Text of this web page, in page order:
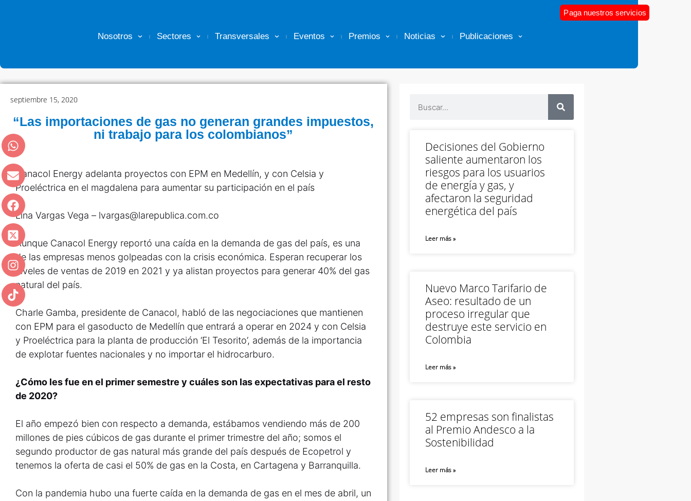
Nosotros Sectores Transversales Eventos Premios Noticias Publicaciones
Paga nuestros servicios
septiembre 15, 2020
“Las importaciones de gas no generan grandes impuestos,
ni trabajo para los colombianos”
Canacol Energy adelanta proyectos con EPM en Medellín, y con Celsia y
Proeléctrica en el magdalena para aumentar su participación en el país
Lina Vargas Vega – lvargas@larepublica.com.co
Aunque Canacol Energy reportó una caída en la demanda de gas del país, es una
de las empresas menos golpeadas con la crisis económica. Esperan recuperar los
niveles de ventas de 2019 en 2021 y ya alistan proyectos para generar 40% del gas
natural del país.
Charle Gamba, presidente de Canacol, habló de las negociaciones que mantienen
con EPM para el gasoducto de Medellín que entrará a operar en 2024 y con Celsia
y Proeléctrica para la planta de producción ‘El Tesorito’, además de la importancia
de explotar fuentes nacionales y no importar el hidrocarburo.
¿Cómo les fue en el primer semestre y cuáles son las expectativas para el resto
de 2020?
El año empezó bien con respecto a demanda, estábamos vendiendo más de 200
millones de pies cúbicos de gas durante el primer trimestre del año; somos el
segundo productor de gas natural más grande del país después de Ecopetrol y
tenemos la oferta de casi el 50% de gas en la Costa, en Cartagena y Barranquilla.
Con la pandemia hubo una fuerte caída en la demanda de gas en el mes de abril, un
Decisiones del Gobierno
saliente aumentaron los
riesgos para los usuarios
de energía y gas, y
afectaron la seguridad
energética del país
Leer más »
Nuevo Marco Tarifario de
Aseo: resultado de un
proceso irregular que
destruye este servicio en
Colombia
Leer más »
52 empresas son finalistas
al Premio Andesco a la
Sostenibilidad
Leer más »